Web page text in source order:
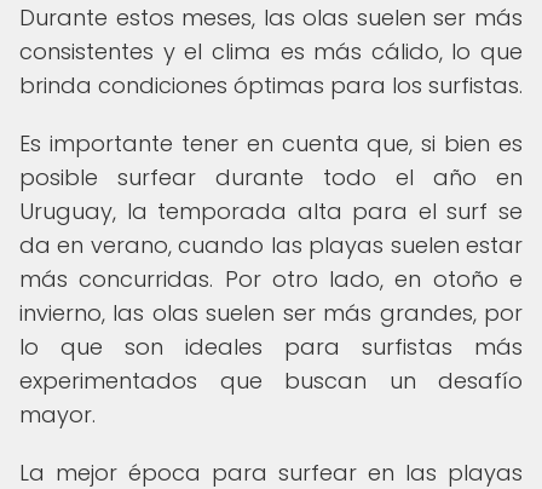
Durante estos meses, las olas suelen ser más
consistentes y el clima es más cálido, lo que
brinda condiciones óptimas para los surfistas.
Es importante tener en cuenta que, si bien es
posible surfear durante todo el año en
Uruguay, la temporada alta para el surf se
da en verano, cuando las playas suelen estar
más concurridas. Por otro lado, en otoño e
invierno, las olas suelen ser más grandes, por
lo que son ideales para surfistas más
experimentados que buscan un desafío
mayor.
La mejor época para surfear en las playas